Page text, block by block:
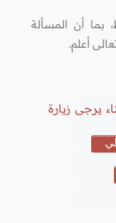
بما أن المسألة
أعلم.
يرجى زيارة